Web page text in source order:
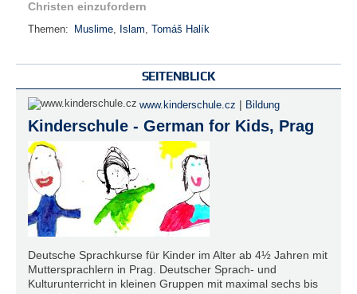
Christen einzufordern
Themen: Muslime Islam Tomáš Halík
SEITENBLICK
www.kinderschule.cz | Bildung
Kinderschule - German for Kids, Prag
Deutsche Sprachkurse für Kinder im Alter ab 4½ Jahren mit
Muttersprachlern in Prag. Deutscher Sprach- und
Kulturunterricht in kleinen Gruppen mit maximal sechs bis